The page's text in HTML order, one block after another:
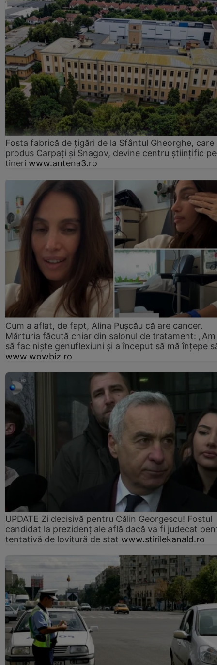
Fosta fabrică de țigări de la Sfântul Gheorghe, care
produs Carpați și Snagov, devine centru științific
tineri www.antena3.ro
Cum a aflat, de fapt, Alina Pușcău că are cancer.
Mărturia făcută chiar din salonul de tratament:
să fac niște genuflexiuni și a început să mă înțepe
www.wowbiz.ro
UPDATE Zi decisivă pentru Călin Georgescu! Fostul
candidat la prezidențiale află dacă va fi judecat
tentativă de lovitură de stat www.stirilekanald.ro